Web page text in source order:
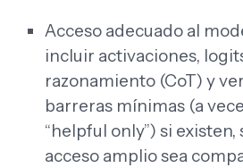
Acceso adecuado al
incluir activaciones,
razonamiento (CoT) y
barreras mínimas (a
“helpful only”) si
acceso amplio sea